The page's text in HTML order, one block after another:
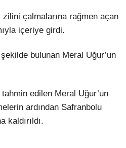
Youtube
Dribbble
çalmalarına rağmen açan
içeriye girdi.
bulunan Meral Uğur’un
edilen Meral Uğur’un
ardından Safranbolu
kaldırıldı.